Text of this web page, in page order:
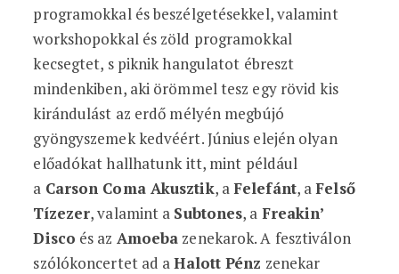
programokkal és beszélgetésekkel, valamint
workshopokkal és zöld programokkal
kecsegtet, s piknik hangulatot ébreszt
mindenkiben, aki örömmel tesz egy rövid kis
kirándulást az erdő mélyén megbújó
gyöngyszemek kedvéért. Június elején olyan
előadókat hallhatunk itt, mint például
a Carson Coma Akusztik, aFelefánt, aFelső
Tízezer, valamint a Subtones, a Freakin’
Disco és az Amoeba zenekarok. A fesztiválon
szólókoncertet ad aHalott Pénz zenekar